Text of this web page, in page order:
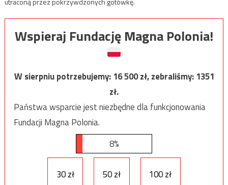
Wspieraj Fundację Magna Polonia!
W sierpniu potrzebujemy:16 500zł, zebraliśmy:1351
zł.
Państwa wsparcie jest niezbędne dla funkcjonowania
Fundacji Magna Polonia.
8%
30 zł 50 zł 100 zł